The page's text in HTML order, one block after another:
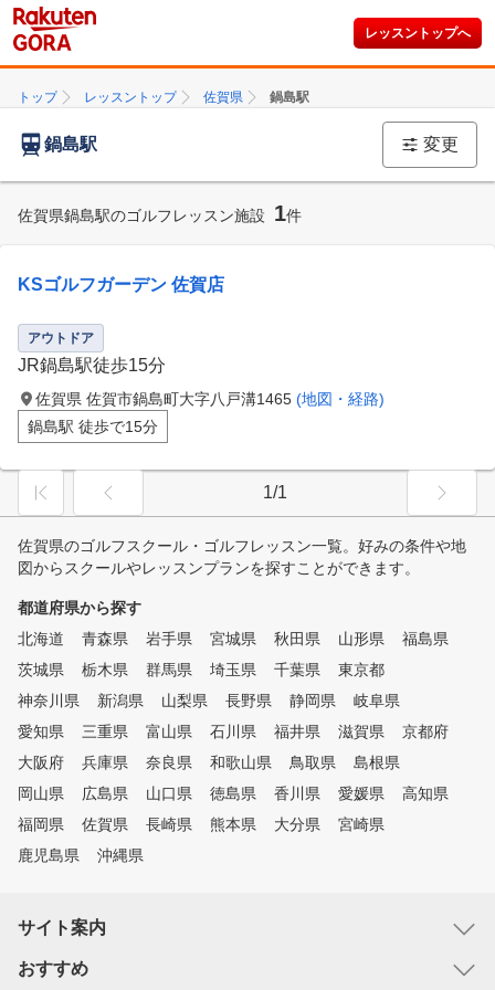
レッスントップへ
トップ レッスントップ 佐賀県 鍋島駅
鍋島駅 変更
佐賀県鍋島駅のゴルフレッスン施設 1件
KSゴルフガーデン 佐賀店
アウトドア
JR鍋島駅徒歩15分
佐賀県 佐賀市鍋島町大字八戸溝1465 (地図・経路)
鍋島駅 徒歩で15分
1/1
佐賀県のゴルフスクール・ゴルフレッスン一覧。好みの条件や地
図からスクールやレッスンプランを探すことができます。
都道府県から探す
北海道
青森県 岩手県 宮城県 秋田県 山形県
福島県
茨城県
栃木県 群馬県 埼玉県 千葉県
東京都
神奈川県
新潟県 山梨県 長野県 静岡県
岐阜県
愛知県
三重県 富山県 石川県 福井県 滋賀県
京都府
大阪府
兵庫県 奈良県 和歌山県 鳥取県
島根県
岡山県
広島県 山口県 徳島県 香川県 愛媛県
高知県
福岡県
佐賀県 長崎県 熊本県 大分県
宮崎県
鹿児島県
沖縄県
サイト案内
おすすめ